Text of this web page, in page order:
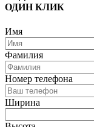
ОДИН КЛИК
Имя
Фамилия
Номер телефона
Ширина